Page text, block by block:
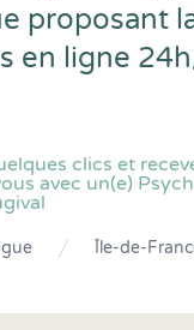
proposant
en ligne
clics et
avec un(e)
Île-de-